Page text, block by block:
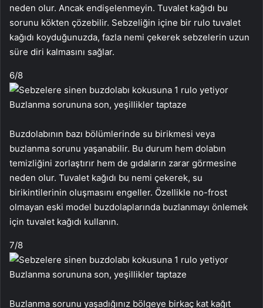
neden olur. Ancak endişelenmeyin. Tuvalet kağıdı bu
sorunu kökten çözebilir. Sebzeliğin içine bir rulo tuvalet
kağıdı koyduğunuzda, fazla nemi çekerek sebzelerin uzun
süre diri kalmasını sağlar.
6/8
Buzdolabının bazı bölümlerinde su birikmesi veya
buzlanma sorunu yaşanabilir. Bu durum hem dolabın
temizliğini zorlaştırır hem de gıdaların zarar görmesine
neden olur. Tuvalet kağıdı bu nemi çekerek, su
birikintilerinin oluşmasını engeller. Özellikle no-frost
olmayan eski model buzdolaplarında buzlanmayı önlemek
için tuvalet kağıdı kullanın.
7/8
Buzlanma sorunu yaşadığınız bölgeye birkaç kat kağıt